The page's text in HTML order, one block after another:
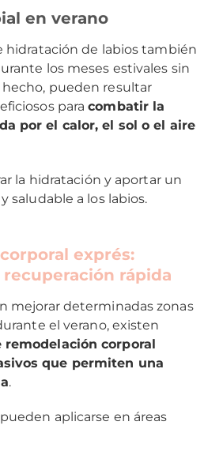
en verano
hidratación de labios también
los meses estivales sin
pueden resultar
paracombatir la
por el calor, el sol o el aire
la hidratación y aportar un
saludable a los labios.
exprés:
rápida
mejorar determinadas zonas
el verano, existen
corporal
que permiten una
.
aplicarse en áreas